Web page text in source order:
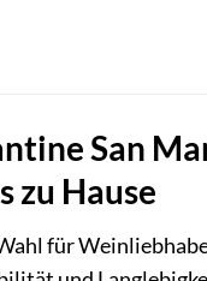
San
zu Hause
für